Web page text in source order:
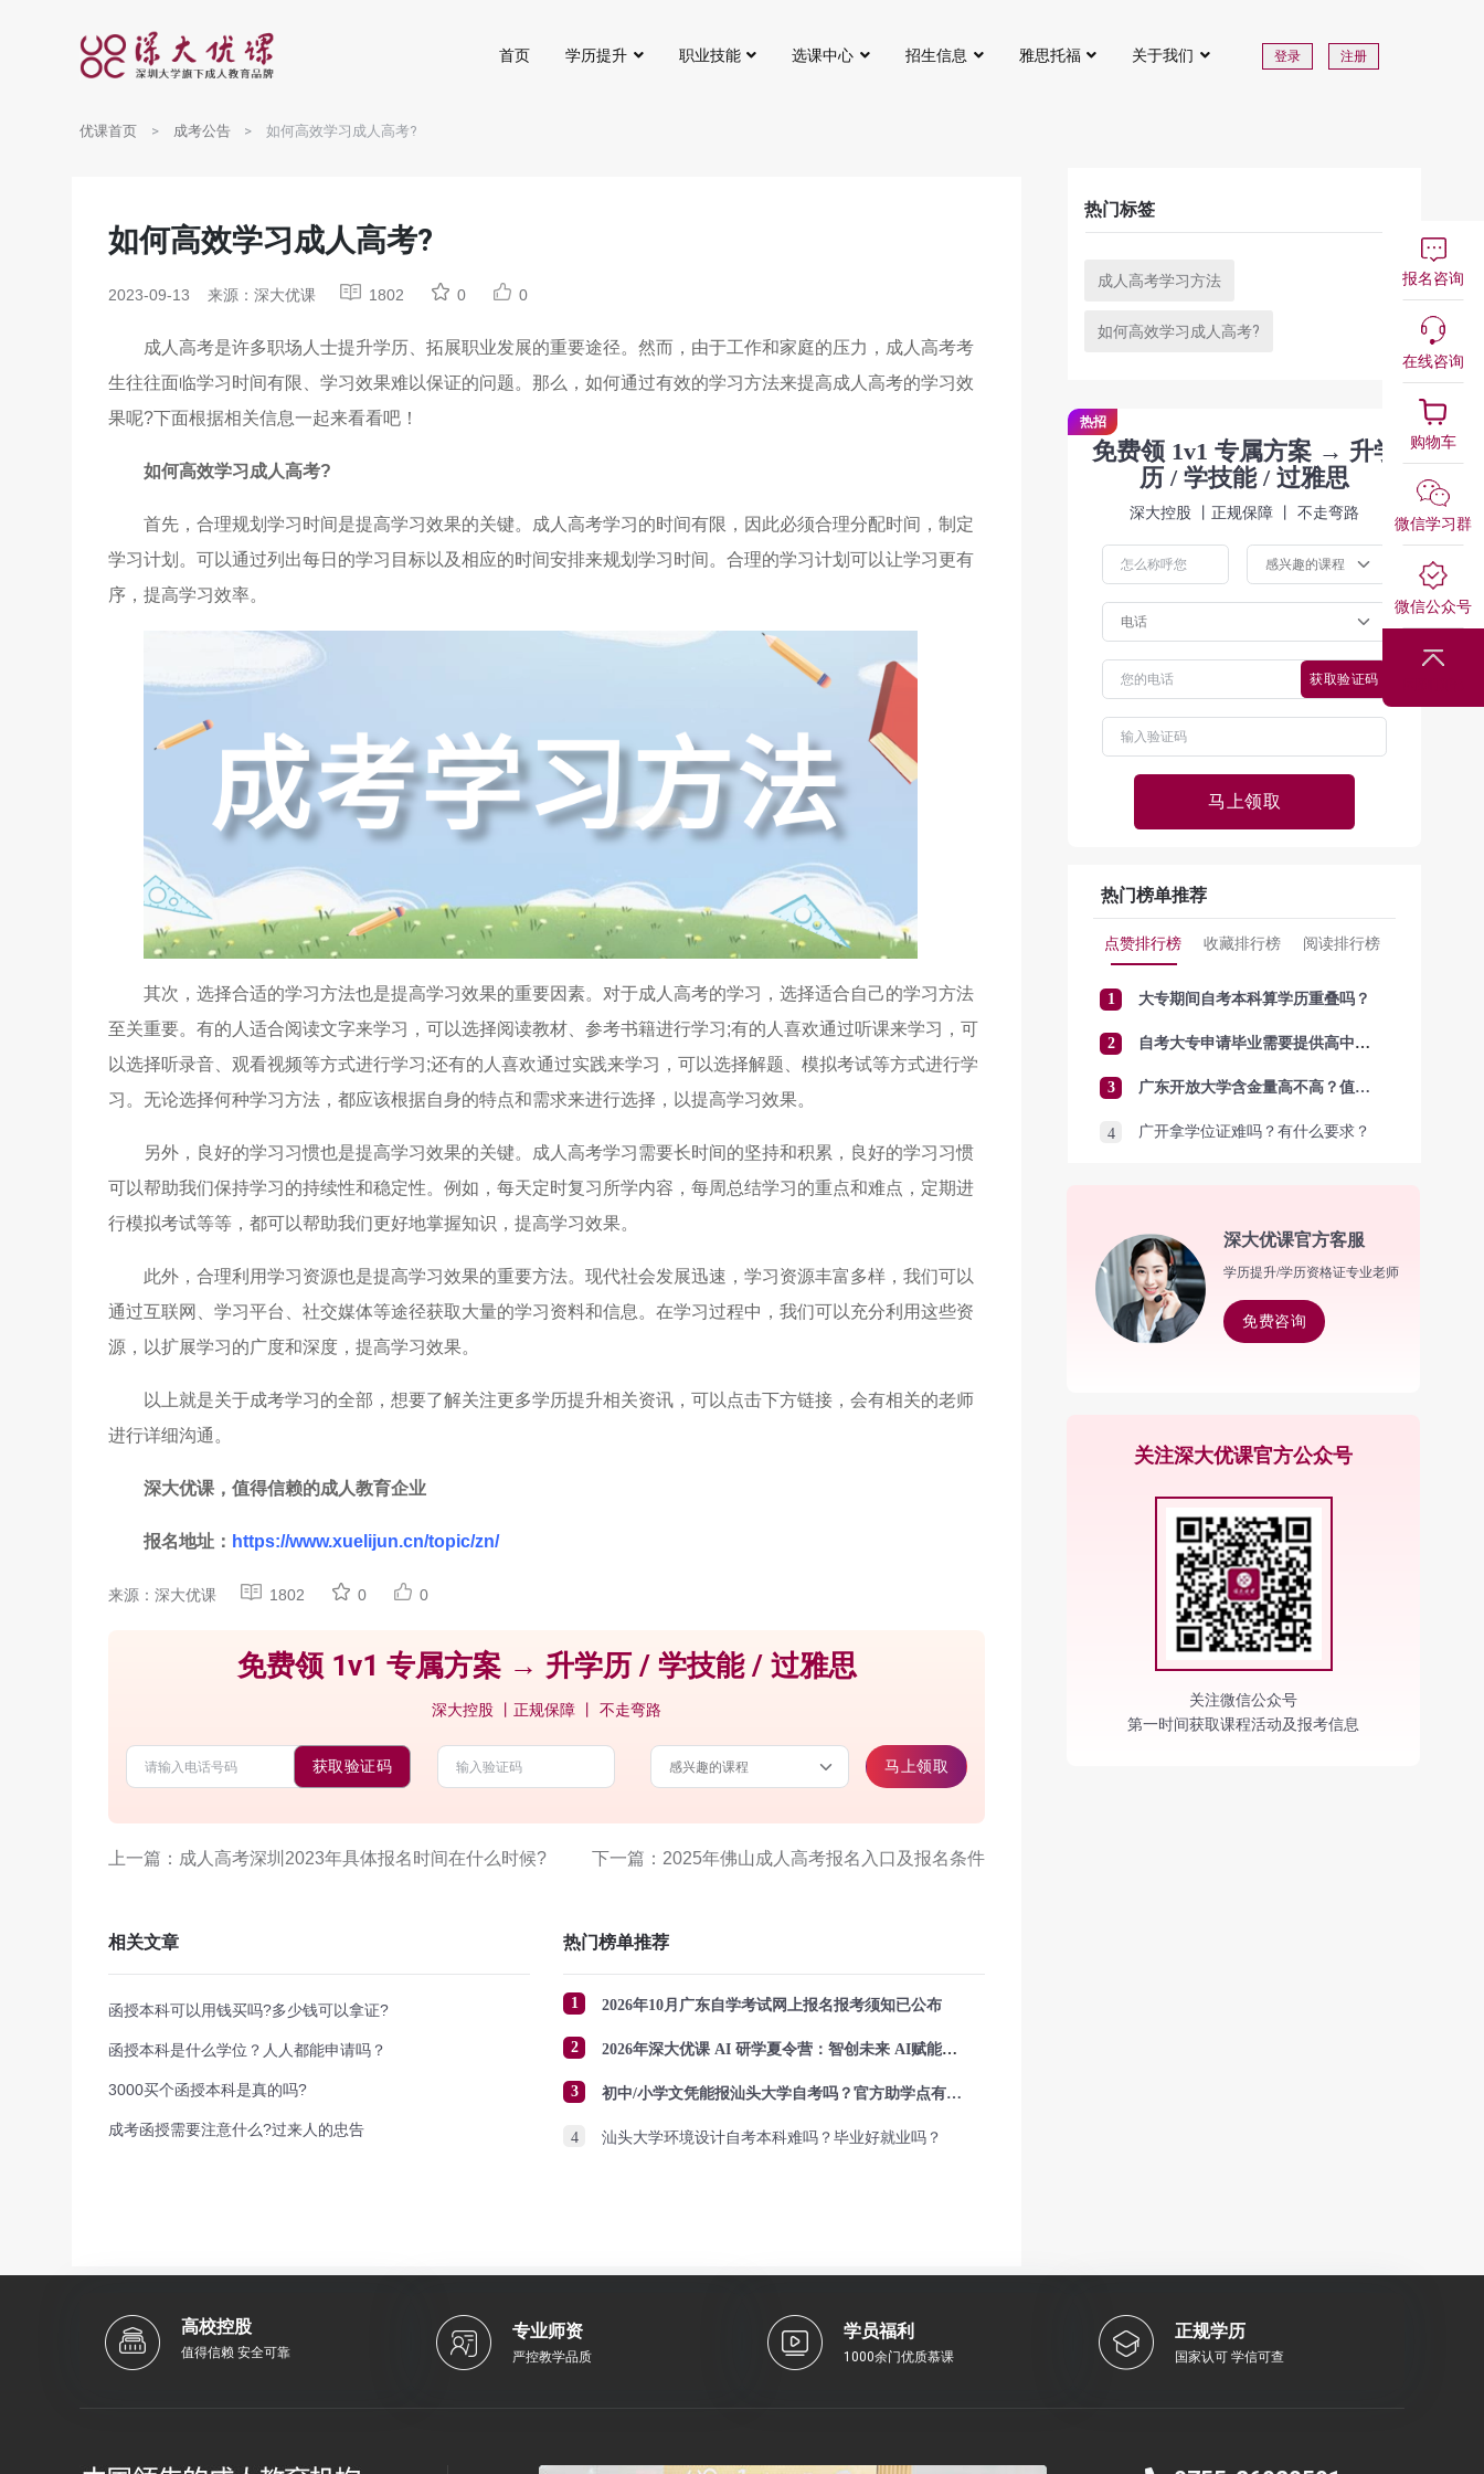
首页 学历提升 职业技能 选课中心 招生信息 雅思托福 关于我们 登录 注册
优课首页 成考公告 如何高效学习成人高考?
如何高效学习成人高考?
2023-09-13 来源：深大优课 1802 0 0
成人高考是许多职场人士提升学历、拓展职业发展的重要途径。然而，由于工作和家庭的压力，成人高考考
生往往面临学习时间有限、学习效果难以保证的问题。那么，如何通过有效的学习方法来提高成人高考的学习效
果呢?下面根据相关信息一起来看看吧！
如何高效学习成人高考?
首先，合理规划学习时间是提高学习效果的关键。成人高考学习的时间有限，因此必须合理分配时间，制定
学习计划。可以通过列出每日的学习目标以及相应的时间安排来规划学习时间。合理的学习计划可以让学习更有
序，提高学习效率。
其次，选择合适的学习方法也是提高学习效果的重要因素。对于成人高考的学习，选择适合自己的学习方法
至关重要。有的人适合阅读文字来学习，可以选择阅读教材、参考书籍进行学习;有的人喜欢通过听课来学习，可
以选择听录音、观看视频等方式进行学习;还有的人喜欢通过实践来学习，可以选择解题、模拟考试等方式进行学
习。无论选择何种学习方法，都应该根据自身的特点和需求来进行选择，以提高学习效果。
另外，良好的学习习惯也是提高学习效果的关键。成人高考学习需要长时间的坚持和积累，良好的学习习惯
可以帮助我们保持学习的持续性和稳定性。例如，每天定时复习所学内容，每周总结学习的重点和难点，定期进
行模拟考试等等，都可以帮助我们更好地掌握知识，提高学习效果。
此外，合理利用学习资源也是提高学习效果的重要方法。现代社会发展迅速，学习资源丰富多样，我们可以
通过互联网、学习平台、社交媒体等途径获取大量的学习资料和信息。在学习过程中，我们可以充分利用这些资
源，以扩展学习的广度和深度，提高学习效果。
以上就是关于成考学习的全部，想要了解关注更多学历提升相关资讯，可以点击下方链接，会有相关的老师
进行详细沟通。
深大优课，值得信赖的成人教育企业
报名地址： https://www.xuelijun.cn/topic/zn/
来源：深大优课 1802 0 0
免费领 1v1 专属方案 → 升学历 / 学技能 / 过雅思
深大控股 丨正规保障 丨 不走弯路
获取验证码 马上领取
上一篇：成人高考深圳2023年具体报名时间在什么时候? 下一篇：2025年佛山成人高考报名入口及报名条件
相关文章
函授本科可以用钱买吗?多少钱可以拿证?
函授本科是什么学位？人人都能申请吗？
3000买个函授本科是真的吗?
成考函授需要注意什么?过来人的忠告
热门榜单推荐
1 2026年10月广东自学考试网上报名报考须知已公布
2 2026年深大优课 AI 研学夏令营：智创未来 AI赋能成长
3 初中/小学文凭能报汕头大学自考吗？官方助学点有哪些？怎么报名？
4 汕头大学环境设计自考本科难吗？毕业好就业吗？
热门标签
成人高考学习方法
如何高效学习成人高考?
免费领 1v1 专属方案 → 升学
历 / 学技能 / 过雅思
深大控股 丨正规保障 丨 不走弯路
热招
获取验证码
马上领取
热门榜单推荐
点赞排行榜 收藏排行榜 阅读排行榜
1 大专期间自考本科算学历重叠吗？
2 自考大专申请毕业需要提供高中毕业证吗？
3 广东开放大学含金量高不高？值得报考吗？
4 广开拿学位证难吗？有什么要求？
深大优课官方客服
学历提升/学历资格证专业老师
免费咨询
关注深大优课官方公众号
关注微信公众号
第一时间获取课程活动及报考信息
高校控股
值得信赖 安全可靠
专业师资
严控教学品质
学员福利
1000余门优质慕课
正规学历
国家认可 学信可查
报名咨询
在线咨询
购物车
微信学习群
微信公众号